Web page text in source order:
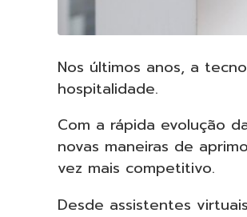
Nos últimos anos, a
hospitalidade.
Com a rápida evolução
novas maneiras de
vez mais competitivo.
Desde assistentes